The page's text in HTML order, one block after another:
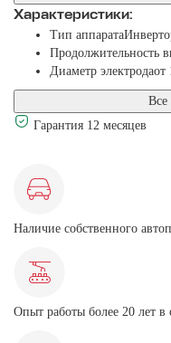
Характеристики:
Тип аппарата
Продолжительность
Диаметр электродаот
Все
Гарантия 12 месяцев
Наличие собственного
Опыт работы более 20 лет